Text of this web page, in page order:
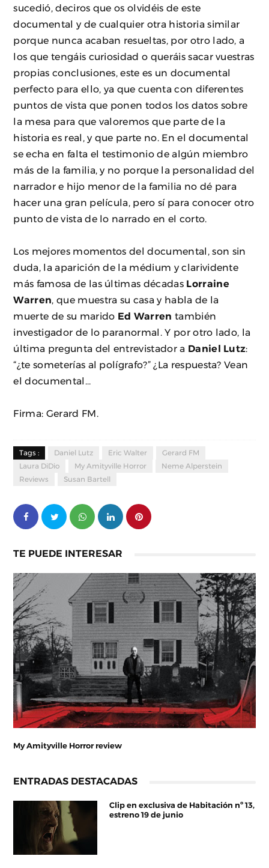
sucedió, deciros que os olvidéis de este
documental y de cualquier otra historia similar
porque nunca acaban resueltas, por otro lado, a
los que tengáis curiosidad o queráis sacar vuestras
propias conclusiones, este es un documental
perfecto para ello, ya que cuenta con diferentes
puntos de vista que ponen todos los datos sobre
la mesa para que valoremos que parte de la
historia es real, y que parte no. En el documental
se echa en falta el testimonio de algún miembro
más de la familia, y no porque la personalidad del
narrador e hijo menor de la familia no dé para
hacer una gran película, pero sí para conocer otro
punto de vista de lo narrado en el corto.
Los mejores momentos del documental, son sin
duda, la aparición de la médium y clarividente
más famosa de las últimas décadas Lorraine
Warren , que muestra su casa y habla de la
muerte de su marido Ed Warren también
investigador de lo paranormal. Y por otro lado, la
última pregunta del entrevistador a Daniel Lutz:
“¿te someterías al polígrafo?” ¿La respuesta? Vean
el documental…
Firma: Gerard FM.
Tags : Daniel Lutz Eric Walter
Gerard FM
Laura DiDio
My Amityville Horror
Neme Alperstein
Reviews
Susan Bartell
TE PUEDE INTERESAR
My Amityville Horror review
ENTRADAS DESTACADAS
Clip en exclusiva de Habitación nº 13,
estreno 19 de junio